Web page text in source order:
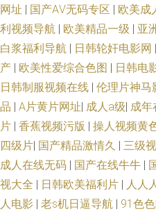
色 91看片丝袜美腿日逼 福利视频91
精品 人妻精品免费 51无码高清小视
视频 91秒拍福利视频 精品久久国产
韩三级视频 91福利二区 超碰在线
九热色色 亚洲一区二区三区人妻 99
网址 | 国产AⅤ无码专区 | 欧美成
利视频导航 | 欧美精品一级 | 亚
白浆福利导航 | 日韩轮奸电影网 |
产 | 欧美性爱综合色图 | 日韩电
日韩制服视频在线 | 伦理片神马
品 | A片黄片网址| 成人a级| 成年
片 | 香蕉视频污版 | 操人视频黄
四级片| 国产精品激情久 | 三级
成人在线无码 | 国产在线牛牛 |
视大全 | 日韩欧美福利片 | 人人
人电影 | 老s机日逼导航 | 91色色